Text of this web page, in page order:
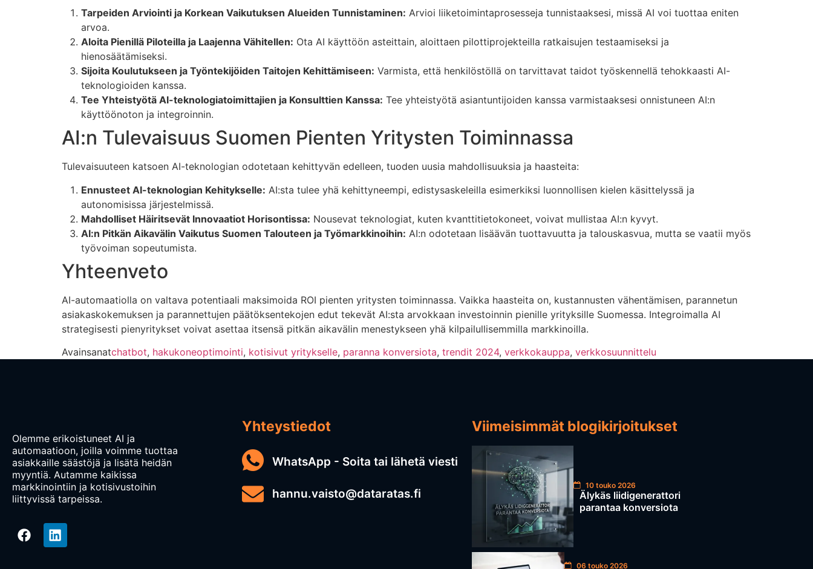
Tarpeiden Arviointi ja Korkean Vaikutuksen Alueiden Tunnistaminen: Arvioi liiketoimintaprosesseja tunnistaaksesi, missä AI voi tuottaa eniten
arvoa.
Aloita Pienillä Piloteilla ja Laajenna Vähitellen: Ota AI käyttöön asteittain, aloittaen pilottiprojekteilla ratkaisujen testaamiseksi ja
hienosäätämiseksi.
Sijoita Koulutukseen ja Työntekijöiden Taitojen Kehittämiseen: Varmista, että henkilöstöllä on tarvittavat taidot työskennellä tehokkaasti AI-
teknologioiden kanssa.
Tee Yhteistyötä AI-teknologiatoimittajien ja Konsulttien Kanssa: Tee yhteistyötä asiantuntijoiden kanssa varmistaaksesi onnistuneen AI:n
käyttöönoton ja integroinnin.
AI:n Tulevaisuus Suomen Pienten Yritysten Toiminnassa
Tulevaisuuteen katsoen AI-teknologian odotetaan kehittyvän edelleen, tuoden uusia mahdollisuuksia ja haasteita:
Ennusteet AI-teknologian Kehitykselle: AI:sta tulee yhä kehittyneempi, edistysaskeleilla esimerkiksi luonnollisen kielen käsittelyssä ja
autonomisissa järjestelmissä.
Mahdolliset Häiritsevät Innovaatiot Horisontissa: Nousevat teknologiat, kuten kvanttitietokoneet, voivat mullistaa AI:n kyvyt.
AI:n Pitkän Aikavälin Vaikutus Suomen Talouteen ja Työmarkkinoihin: AI:n odotetaan lisäävän tuottavuutta ja talouskasvua, mutta se vaatii myös
työvoiman sopeutumista.
Yhteenveto
AI-automaatiolla on valtava potentiaali maksimoida ROI pienten yritysten toiminnassa. Vaikka haasteita on, kustannusten vähentämisen, parannetun
asiakaskokemuksen ja parannettujen päätöksentekojen edut tekevät AI:sta arvokkaan investoinnin pienille yrityksille Suomessa. Integroimalla AI
strategisesti pienyritykset voivat asettaa itsensä pitkän aikavälin menestykseen yhä kilpailullisemmilla markkinoilla.
Avainsanatchatbot, hakukoneoptimointi, kotisivut yritykselle, paranna konversiota, trendit 2024, verkkokauppa, verkkosuunnittelu
Olemme erikoistuneet AI ja
automaatioon, joilla voimme tuottaa
asiakkaille säästöjä ja lisätä heidän
myyntiä. Autamme kaikissa
markkinointiin ja kotisivustoihin
liittyvissä tarpeissa.
Yhteystiedot
WhatsApp - Soita tai lähetä viesti
hannu.vaisto@dataratas.fi
Viimeisimmät blogikirjoitukset
10 touko 2026
Älykäs liidigenerattori
parantaa konversiota
06 touko 2026